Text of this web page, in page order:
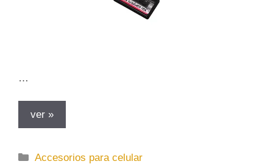
…
ver »
C
Accesorios para celular